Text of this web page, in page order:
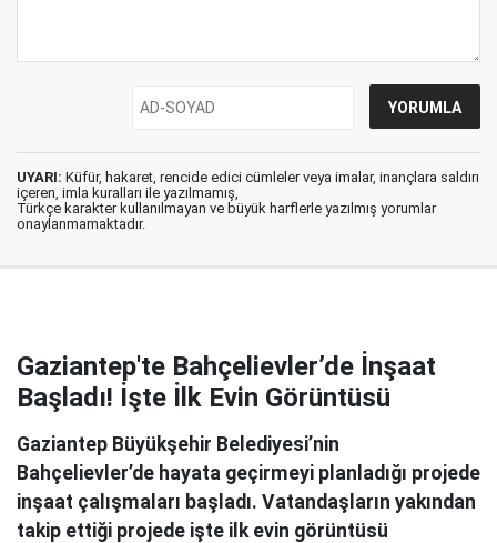
UYARI: Küfür, hakaret, rencide edici cümleler veya imalar, inançlara saldırı
içeren, imla kuralları ile yazılmamış,
Türkçe karakter kullanılmayan ve büyük harflerle yazılmış yorumlar
onaylanmamaktadır.
Gaziantep'te Bahçelievler’de İnşaat
Başladı! İşte İlk Evin Görüntüsü
Gaziantep Büyükşehir Belediyesi’nin
Bahçelievler’de hayata geçirmeyi planladığı projede
inşaat çalışmaları başladı. Vatandaşların yakından
takip ettiği projede işte ilk evin görüntüsü